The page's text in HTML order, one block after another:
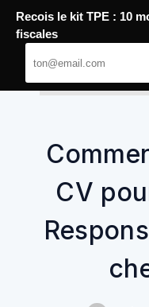
au
contenu
YoupiJobs
CV
Recois le kit TPE : 10
fiscales